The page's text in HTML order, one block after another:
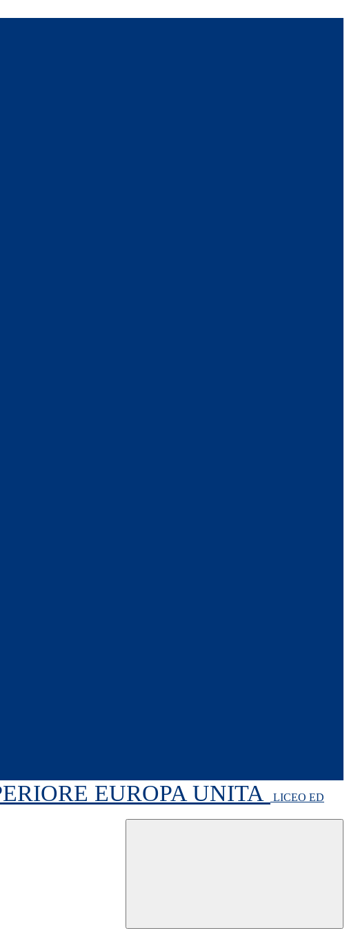
EUROPA UNITA
LICEO ED